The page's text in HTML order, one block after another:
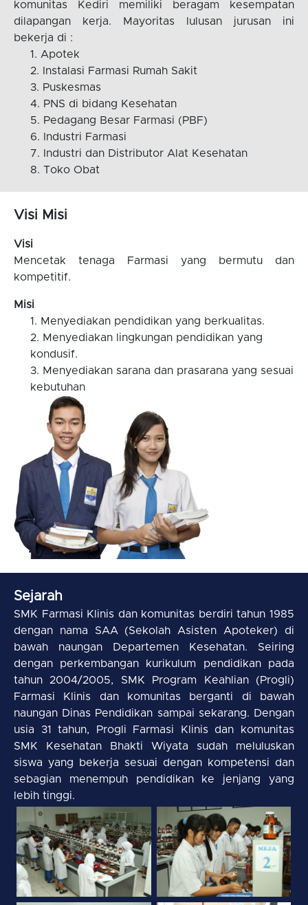
komunitas Kediri memiliki beragam kesempatan
dilapangan kerja. Mayoritas lulusan jurusan ini
bekerja di :
Apotek
Instalasi Farmasi Rumah Sakit
Puskesmas
PNS di bidang Kesehatan
Pedagang Besar Farmasi (PBF)
Industri Farmasi
Industri dan Distributor Alat Kesehatan
Toko Obat
Visi Misi
Visi
Mencetak tenaga Farmasi yang bermutu dan
kompetitif.
Misi
Menyediakan pendidikan yang berkualitas.
Menyediakan lingkungan pendidikan yang
kondusif.
Menyediakan sarana dan prasarana yang sesuai
kebutuhan
Sejarah
SMK Farmasi Klinis dan komunitas berdiri tahun 1985
dengan nama SAA (Sekolah Asisten Apoteker) di
bawah naungan Departemen Kesehatan. Seiring
dengan perkembangan kurikulum pendidikan pada
tahun 2004/2005, SMK Program Keahlian (Progli)
Farmasi Klinis dan komunitas berganti di bawah
naungan Dinas Pendidikan sampai sekarang. Dengan
usia 31 tahun, Progli Farmasi Klinis dan komunitas
SMK Kesehatan Bhakti Wiyata sudah meluluskan
siswa yang bekerja sesuai dengan kompetensi dan
sebagian menempuh pendidikan ke jenjang yang
lebih tinggi.